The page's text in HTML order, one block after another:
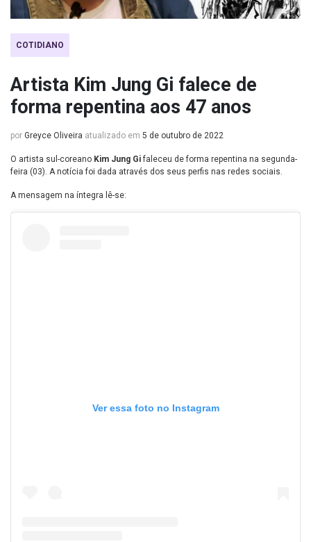
COTIDIANO
Artista Kim Jung Gi falece de
forma repentina aos 47 anos
por Greyce Oliveira atualizado em 5 de outubro de 2022
O artista sul-coreano Kim Jung Gifaleceu de forma repentina na segunda-
feira (03). A notícia foi dada através dos seus perfis nas redes sociais.
A mensagem na íntegra lê-se:
Ver essa foto no Instagram